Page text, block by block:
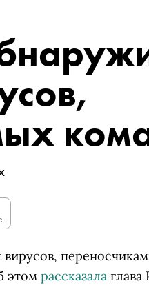
этом рассказала глава